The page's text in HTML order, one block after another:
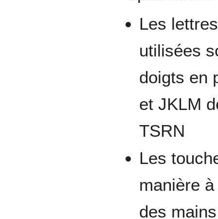
Les
utilisées
doigts en
et JKLM
TSRN
Les
manière
des